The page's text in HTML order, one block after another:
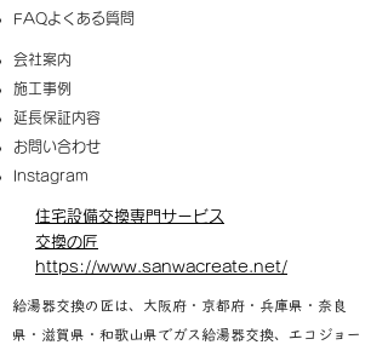
FAQ​よくある質問
​会社案内
施工事例
延長保証内容
​お問い合わせ
Instagram
​住宅設備交換専門サービス
交換の匠
https://www.sanwacreate.net/
給湯器交換の匠は、大阪府・京都府・兵庫県・奈良
県・滋賀県・和歌山県でガス給湯器交換、エコジョー